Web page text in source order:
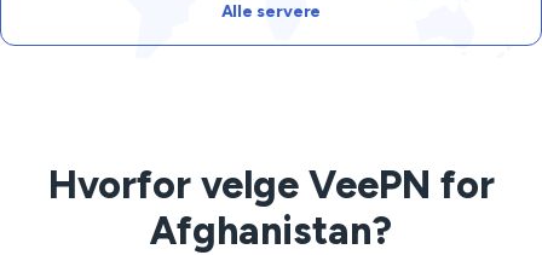
Alle servere
Hvorfor velge VeePN for
Afghanistan?